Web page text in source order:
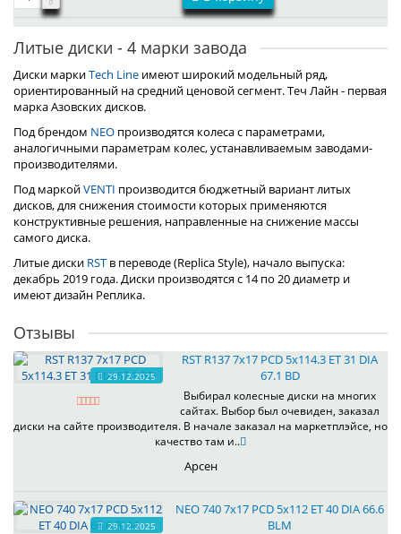
Литые диски - 4 марки завода
Диски маркиTech Line имеют широкий модельный ряд,
ориентированный на средний ценовой сегмент. Теч Лайн - первая
марка Азовских дисков.
Под брендом NEO производятся колеса с параметрами,
аналогичными параметрам колес, устанавливаемым заводами-
производителями.
Под маркойVENTI производится бюджетный вариант литых
дисков, для снижения стоимости которых применяются
конструктивные решения, направленные на снижение массы
самого диска.
Литые диски RST в переводе (Replica Style), начало выпуска:
декабрь 2019 года. Диски производятся с 14 по 20 диаметр и
имеют дизайн Реплика.
Отзывы
29.12.2025
RST R137 7x17 PCD 5x114.3 ET 31 DIA
67.1 BD
Выбирал колесные диски на многих
сайтах. Выбор был очевиден, заказал
диски на сайте производителя. В начале заказал на маркетплэйсе, но
качество там и..
Арсен
29.12.2025
NEO 740 7x17 PCD 5x112 ET 40 DIA 66.6
BLM